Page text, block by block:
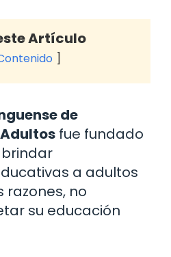
Artículo
de
fue fundado
a adultos
razones, no
su educación